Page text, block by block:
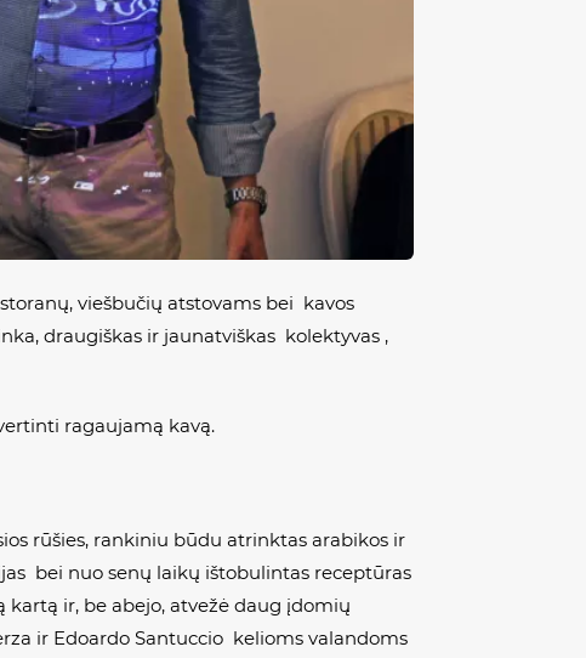
viešbučių atstovams bei kavos
draugiškas ir jaunatviškas kolektyvas ,
ragaujamą kavą.
rūšies, rankiniu būdu atrinktas arabikos ir
bei nuo senų laikų ištobulintas receptūras
kartą ir, be abejo, atvežė daug įdomių
ir Edoardo Santuccio kelioms valandoms